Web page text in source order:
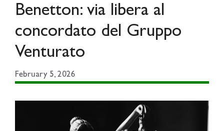
Benetton: via libera al
concordato del Gruppo
Venturato
February 5, 2026